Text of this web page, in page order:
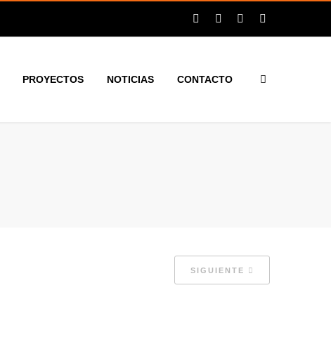
PROYECTOS NOTICIAS CONTACTO
SIGUIENTE